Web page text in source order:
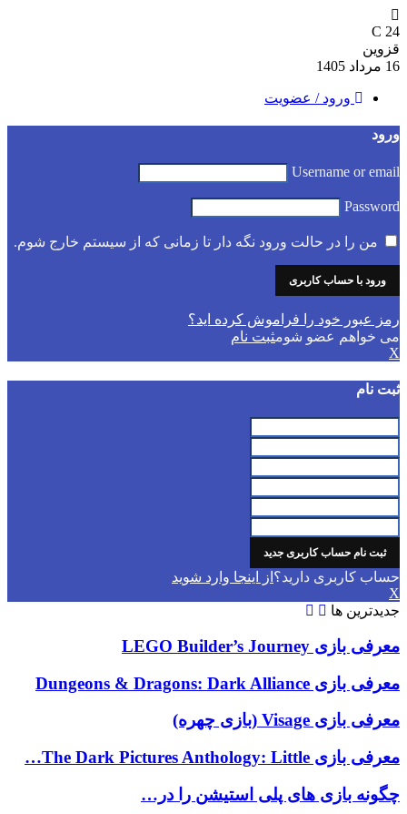
24
C
قزوین
16 مرداد 1405
ورود / عضویت
ورود
Username or email
Password
من را در حالت ورود نگه دار تا زمانی که از سیستم خارج شوم.
رمز عبور خود را فراموش کرده اید؟
می خواهم عضو شومثبت نام
X
ثبت نام
حساب کاربری دارید؟ از اینجا وارد شوید
X
جدیدترین ها
معرفی بازی LEGO Builder’s Journey
معرفی بازی Dungeons & Dragons: Dark Alliance
معرفی بازی Visage (بازی چهره)
معرفی بازی The Dark Pictures Anthology: Little…
چگونه بازی های پلی استیشن را در…